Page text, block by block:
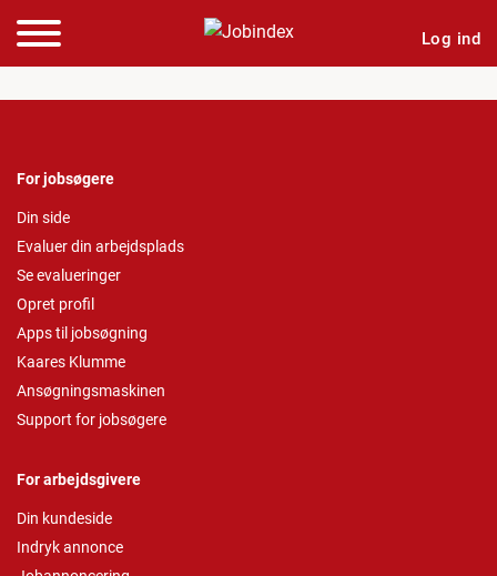
Log ind
For jobsøgere
Din side
Evaluer din arbejdsplads
Se evalueringer
Opret profil
Apps til jobsøgning
Kaares Klumme
Ansøgningsmaskinen
Support for jobsøgere
For arbejdsgivere
Din kundeside
Indryk annonce